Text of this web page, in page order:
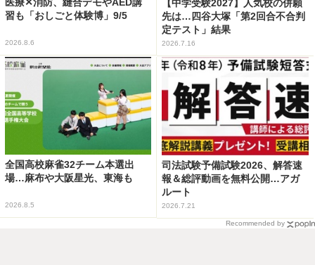
習も「おしごと体験博」9/5
2026.8.6
【中学受験2027】人気校の併願
先は…四谷大塚「第2回合不合判
定テスト」結果
2026.7.16
全国高校麻雀32チーム本選出
場…麻布や大阪星光、東海も
2026.8.5
司法試験予備試験2026、解答速
報＆総評動画を無料公開…アガ
ルート
2026.7.21
Recommended by